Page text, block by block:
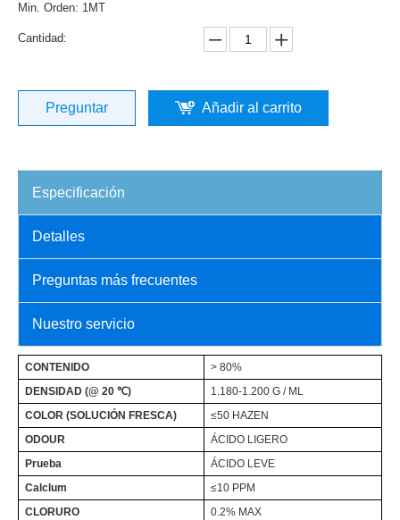
Min. Orden: 1MT
Cantidad:
Preguntar Añadir al carrito
Especificación
Detalles
Preguntas más frecuentes
Nuestro servicio
CONTENIDO
> 80%
DENSIDAD (@ 20 ℃)
1.180-1.200 G / ML
COLOR (SOLUCIÓN FRESCA)
≤50 HAZEN
ODOUR
ÁCIDO LIGERO
Prueba
ÁCIDO LEVE
Calclum
≤10 PPM
CLORURO
0.2% MAX